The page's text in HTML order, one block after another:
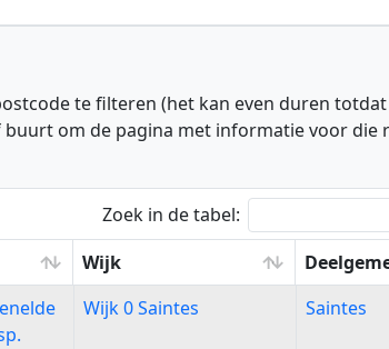
te filteren (het kan even duren
buurt om de pagina met informatie voor die
Zoek in de tabel:
Wijk
Wijk
Wijk 0 Saintes Saintes